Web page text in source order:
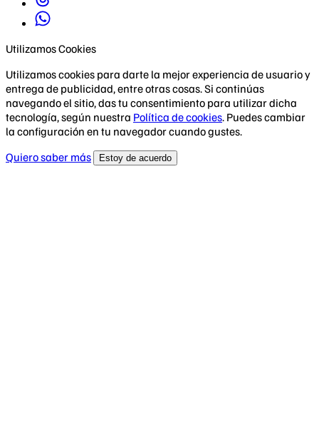
Utilizamos Cookies
Utilizamos cookies para darte la mejor experiencia de usuario y
entrega de publicidad, entre otras cosas. Si continúas
navegando el sitio, das tu consentimiento para utilizar dicha
tecnología, según nuestra Política de cookies. Puedes cambiar
la configuración en tu navegador cuando gustes.
Quiero saber más
Estoy de acuerdo